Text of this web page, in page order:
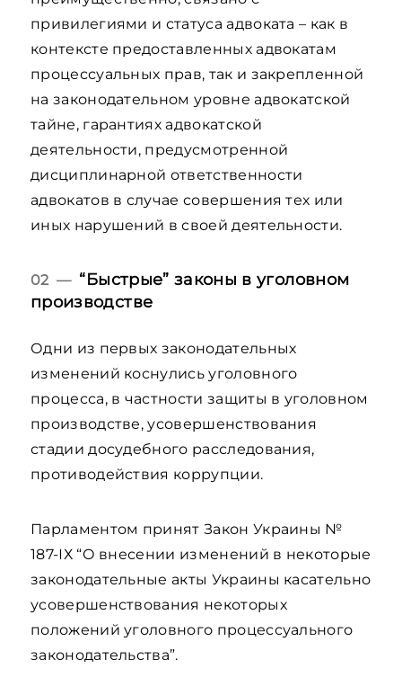
привилегиями и статуса адвоката – как в
контексте предоставленных адвокатам
процессуальных прав, так и закрепленной
на законодательном уровне адвокатской
тайне, гарантиях адвокатской
деятельности, предусмотренной
дисциплинарной ответственности
адвокатов в случае совершения тех или
иных нарушений в своей деятельности.
02 — “Быстрые” законы в уголовном
производстве
Одни из первых законодательных
изменений коснулись уголовного
процесса, в частности защиты в уголовном
производстве, усовершенствования
стадии досудебного расследования,
противодействия коррупции.
Парламентом принят Закон Украины №
187-ІХ “О внесении изменений в некоторые
законодательные акты Украины касательно
усовершенствования некоторых
положений уголовного процессуального
законодательства”.